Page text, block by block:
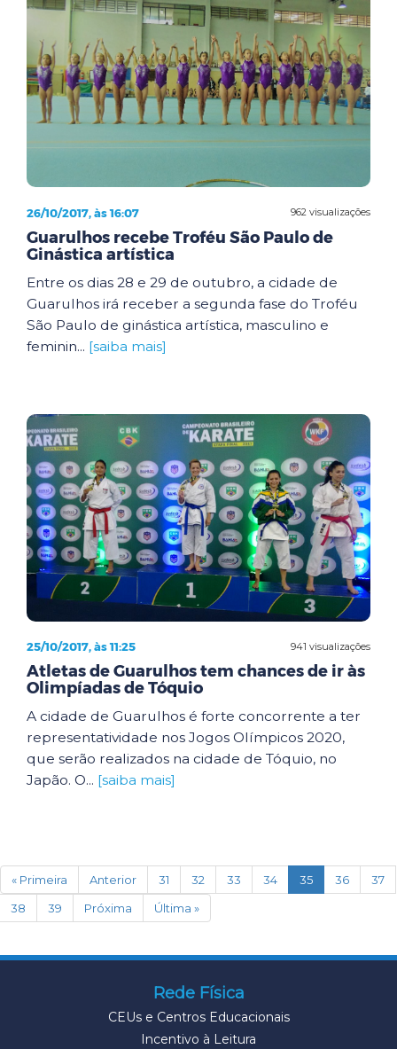
962 visualizações
26/10/2017, às 16:07
Guarulhos recebe Troféu São Paulo de
Ginástica artística
Entre os dias 28 e 29 de outubro, a cidade de
Guarulhos irá receber a segunda fase do Troféu
São Paulo de ginástica artística, masculino e
feminin... [saiba mais]
941 visualizações
25/10/2017, às 11:25
Atletas de Guarulhos tem chances de ir às
Olimpíadas de Tóquio
A cidade de Guarulhos é forte concorrente a ter
representatividade nos Jogos Olímpicos 2020,
que serão realizados na cidade de Tóquio, no
Japão. O... [saiba mais]
« Primeira Anterior 31 32 33 34 35(current)
36
37
38
39 Próxima Última »
Rede Física
CEUs e Centros Educacionais
Incentivo à Leitura